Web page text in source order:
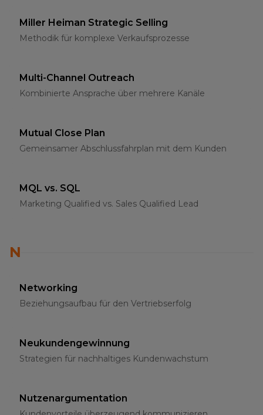
Miller Heiman Strategic Selling
Methodik für komplexe Verkaufsprozesse
Multi-Channel Outreach
Kombinierte Ansprache über mehrere Kanäle
Mutual Close Plan
Gemeinsamer Abschlussfahrplan mit dem Kunden
MQL vs. SQL
Marketing Qualified vs. Sales Qualified Lead
N
Networking
Beziehungsaufbau für den Vertriebserfolg
Neukundengewinnung
Strategien für nachhaltiges Kundenwachstum
Nutzenargumentation